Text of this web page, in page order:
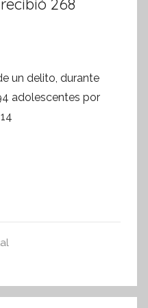
268
un delito, durante
adolescentes por